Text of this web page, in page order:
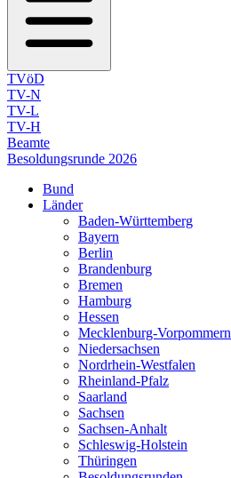
TVöD
TV-N
TV-L
TV-H
Beamte
Besoldungsrunde 2026
Bund
Länder
Baden-Württemberg
Bayern
Berlin
Brandenburg
Bremen
Hamburg
Hessen
Mecklenburg-Vorpommern
Niedersachsen
Nordrhein-Westfalen
Rheinland-Pfalz
Saarland
Sachsen
Sachsen-Anhalt
Schleswig-Holstein
Thüringen